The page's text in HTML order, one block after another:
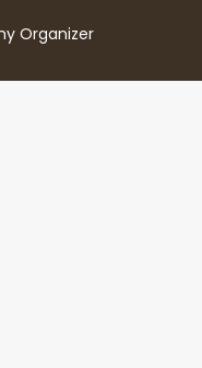
Organizer